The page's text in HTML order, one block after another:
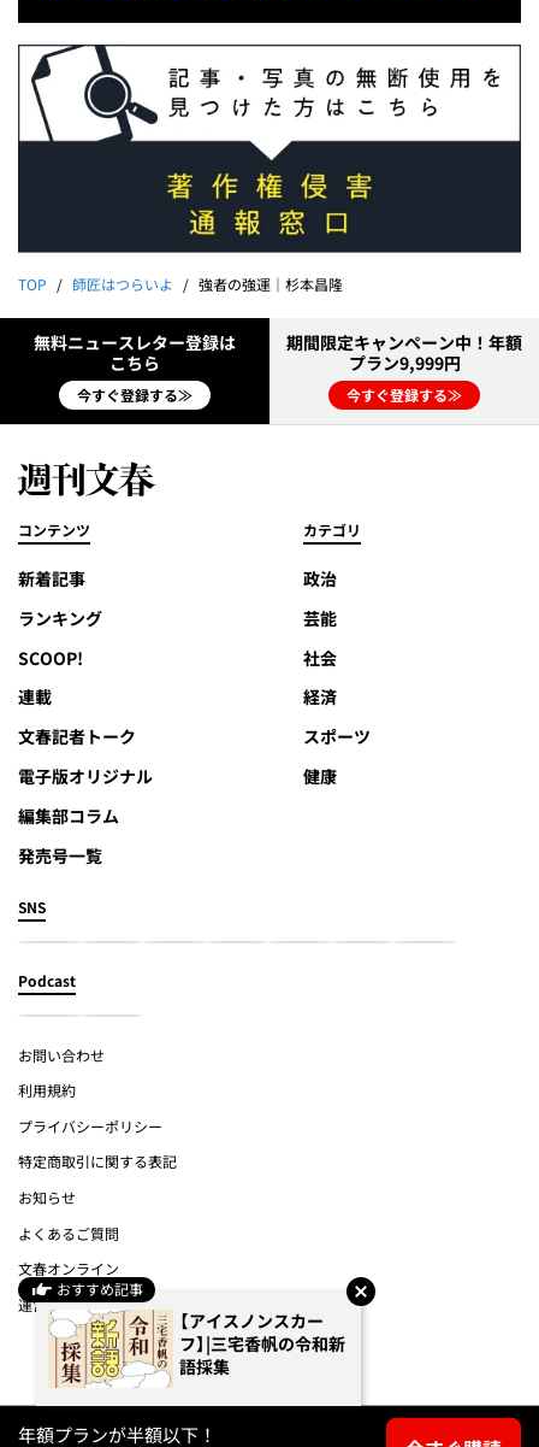
おすすめ記事
【アイスノンスカー
フ】|三宅香帆の令和新
語採集
TOP 師匠はつらいよ 強者の強運｜杉本昌隆
無料ニュースレター登録は
こちら
今すぐ登録する≫
期間限定キャンペーン中！年額
プラン9,999円
今すぐ登録する≫
コンテンツ
新着記事
ランキング
SCOOP!
連載
文春記者トーク
電子版オリジナル
編集部コラム
発売号一覧
カテゴリ
政治
芸能
社会
経済
スポーツ
健康
SNS
Podcast
お問い合わせ
利用規約
プライバシーポリシー
特定商取引に関する表記
お知らせ
よくあるご質問
文春オンライン
運営会社
(c) Bungeishunju Ltd.
年額プランが半額以下！